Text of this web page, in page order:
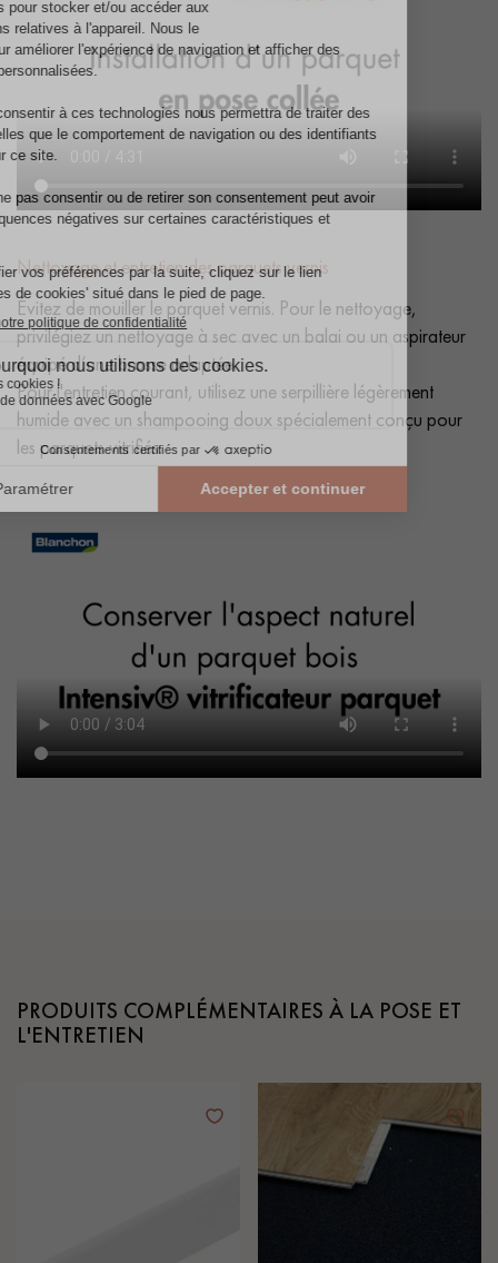
Nettoyage et entretien des parquets vernis
Évitez de mouiller le parquet vernis. Pour le nettoyage,
privilégiez un nettoyage à sec avec un balai ou un aspirateur
équipé d’une brosse adaptée.
Pour l'entretien courant, utilisez une serpillière légèrement
humide avec un shampooing doux spécialement conçu pour
les parquets vitrifiés.
PRODUITS COMPLÉMENTAIRES À LA POSE ET
L'ENTRETIEN